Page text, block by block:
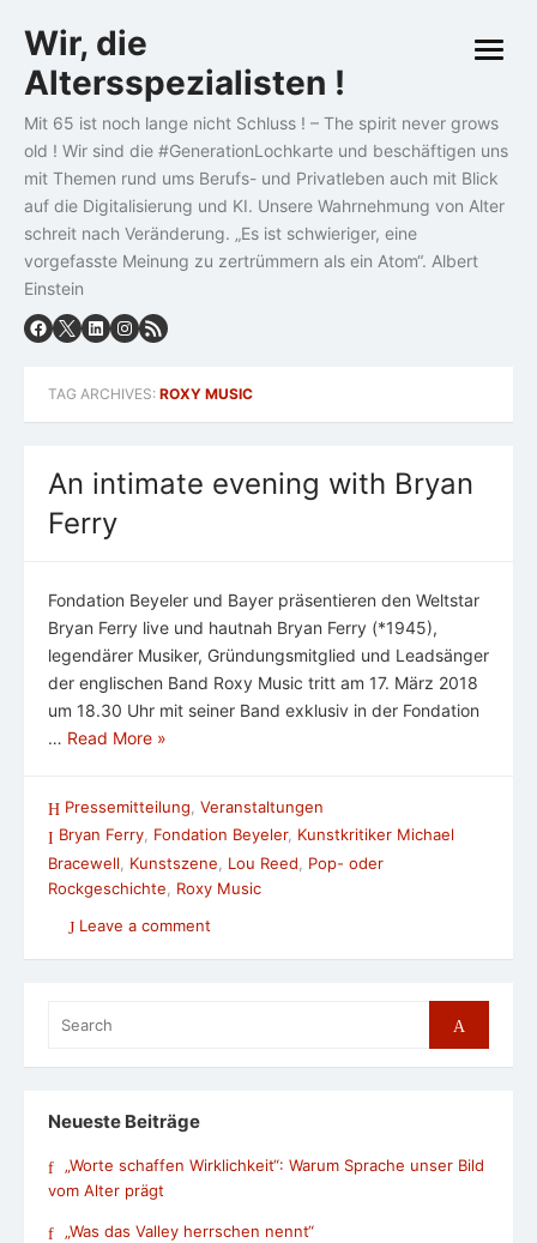
to
content
Wir, die
Altersspezialisten !
Mit 65 ist noch lange nicht Schluss ! – The spirit never grows
old ! Wir sind die #GenerationLochkarte und beschäftigen uns
mit Themen rund ums Berufs- und Privatleben auch mit Blick
auf die Digitalisierung und KI. Unsere Wahrnehmung von Alter
schreit nach Veränderung. „Es ist schwieriger, eine
vorgefasste Meinung zu zertrümmern als ein Atom“. Albert
Einstein
open
TAG ARCHIVES: ROXY MUSIC
An intimate evening with Bryan
Ferry
Fondation Beyeler und Bayer präsentieren den Weltstar
Bryan Ferry live und hautnah Bryan Ferry (*1945),
legendärer Musiker, Gründungsmitglied und Leadsänger
der englischen Band Roxy Music tritt am 17. März 2018
um 18.30 Uhr mit seiner Band exklusiv in der Fondation
… Read More »
Pressemitteilung Veranstaltungen
Bryan Ferry, Fondation Beyeler, Kunstkritiker Michael
Bracewell
Kunstszene Lou Reed
Pop- oder
Rockgeschichte
Roxy Music
Leave a comment
for:
Search
Neueste Beiträge
„Worte schaffen Wirklichkeit“: Warum Sprache unser Bild
vom Alter prägt
„Was das Valley herrschen nennt“